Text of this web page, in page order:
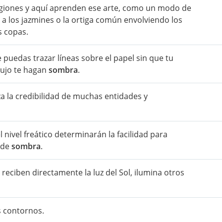
y aquí aprenden ese arte, como un modo de
los jazmines o la ortiga común envolviendo los
copas.
trazar líneas sobre el papel sin que tu
te hagan sombra.
la credibilidad de muchas entidades y
freático determinarán la facilidad para
sombra.
directamente la luz del Sol, ilumina otros
contornos.